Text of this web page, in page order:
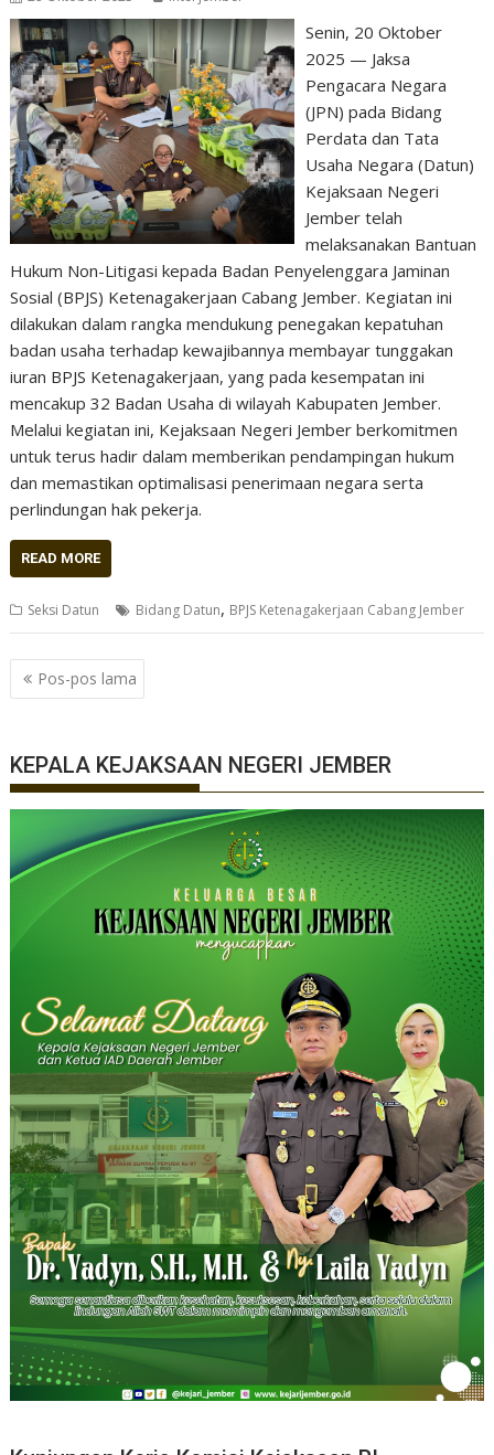
Senin, 20 Oktober
2025 — Jaksa
Pengacara Negara
(JPN) pada Bidang
Perdata dan Tata
Usaha Negara (Datun)
Kejaksaan Negeri
Jember telah
melaksanakan Bantuan
Hukum Non-Litigasi kepada Badan Penyelenggara Jaminan
Sosial (BPJS) Ketenagakerjaan Cabang Jember. Kegiatan ini
dilakukan dalam rangka mendukung penegakan kepatuhan
badan usaha terhadap kewajibannya membayar tunggakan
iuran BPJS Ketenagakerjaan, yang pada kesempatan ini
mencakup 32 Badan Usaha di wilayah Kabupaten Jember.
Melalui kegiatan ini, Kejaksaan Negeri Jember berkomitmen
untuk terus hadir dalam memberikan pendampingan hukum
dan memastikan optimalisasi penerimaan negara serta
perlindungan hak pekerja.
READ MORE
Seksi Datun Bidang Datun, BPJS Ketenagakerjaan Cabang Jember
Navigasi
pos
Pos-pos lama
KEPALA KEJAKSAAN NEGERI JEMBER